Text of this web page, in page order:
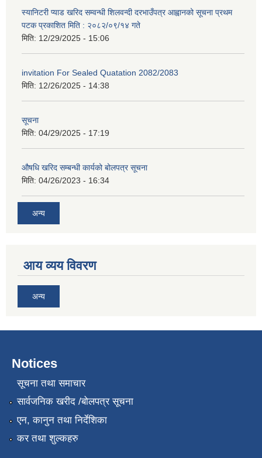
स्यानिटरी प्याड खरिद सम्वन्धी शिलवन्दी दरभाउँपत्र आह्वानको सूचना प्रथम
पटक प्रकाशित मिति : २०८२/०९/१४ गते
मिति: 12/29/2025 - 15:06
invitation For Sealed Quatation 2082/2083
मिति: 12/26/2025 - 14:38
सूचना
मिति: 04/29/2025 - 17:19
औषधि खरिद सम्बन्धी कार्यको बोलपत्र सूचना
मिति: 04/26/2023 - 16:34
अन्य
आय व्यय विवरण
अन्य
Notices
सूचना तथा समाचार
सार्वजनिक खरीद /बोलपत्र सूचना
एन, कानुन तथा निर्देशिका
कर तथा शुल्कहरु